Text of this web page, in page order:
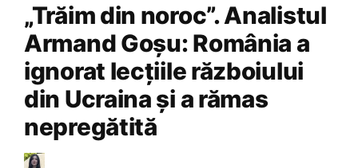
„Trăim din noroc”. Analistul
Armand Goșu: România a
ignorat lecțiile războiului
din Ucraina și a rămas
nepregătită